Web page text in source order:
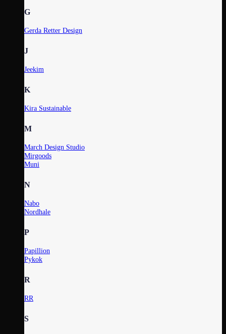
G
Gerda Retter Design
J
Jeekim
K
Kira Sustainable
M
March Design Studio
Mirgoods
Muni
N
Nabo
Nordhale
P
Papillion
Pykok
R
RR
S